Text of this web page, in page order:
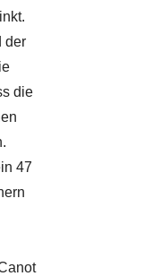
der
die
47